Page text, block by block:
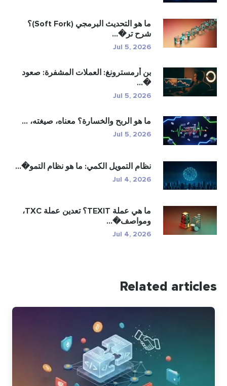
ما هو التحديث البرمجي (Soft Fork)؟
شرح تر�...
Jul 5, 2026
بن أرمسترونغ: العملات المشفرة: صعود
�...
Jul 5, 2026
ما هو الربح والخسارة؟ معناه، صيغته، ...
Jul 5, 2026
نظام التمويل الكمي: ما هو نظام التمو�...
Jul 4, 2026
ما هي عملة TEXIT؟ تعدين عملة TXC،
ومواصف�...
Jul 4, 2026
Related articles